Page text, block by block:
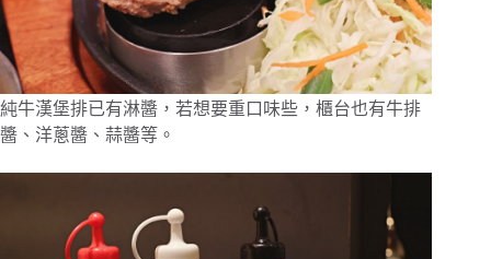
純牛漢堡排已有淋醬，若想要重口味些，櫃台也有牛排
醬、洋蔥醬、蒜醬等。